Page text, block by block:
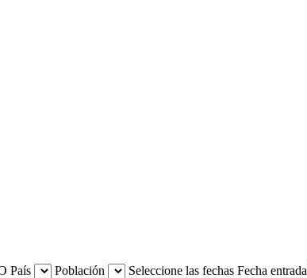
País Población Seleccione las fechas Fecha entrada